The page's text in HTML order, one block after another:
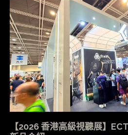
【2026 香港高級視聽展】